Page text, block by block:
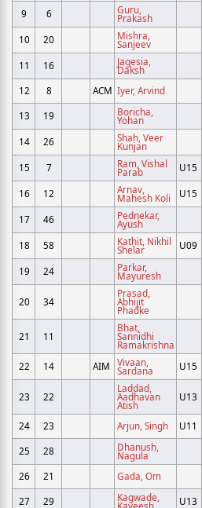
9 6 Guru,
Prakash
10 20 Mishra,
Sanjeev
11 16 Jagesia,
Daksh
12
8 ACM Iyer, Arvind
13
19 Boricha,
Yohan
14 26 Shah, Veer
Kunjan
15 7 Ram, Vishal
Parab U15
16 12 Arnav,
Mahesh Koli U15
17 46 Pednekar,
Ayush
18 58 Kathit, Nikhil
Shelar U09
19 24 Parkar,
Mayuresh
20 34
Prasad,
Abhijit
Phadke
21 11
Bhat,
Sannidhi
Ramakrishna
22 14 AIM Vivaan,
Sardana U15
23 22
Laddad,
Aadhavan
Atish
U13
24 23 Arjun, Singh U11
25
28 Dhanush,
Nagula
26
21 Gada, Om
27
29 Kagwade, U13